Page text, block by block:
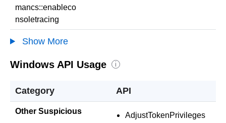
mancs::enableco
nsoletracing
Show More
Windows API Usage i
Category API
Other Suspicious AdjustTokenPrivileges